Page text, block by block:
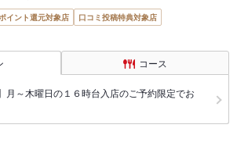
イント還元対象店
口コミ投稿特典対象店
コース
月～木曜日の１６時台入店のご予約限定でお